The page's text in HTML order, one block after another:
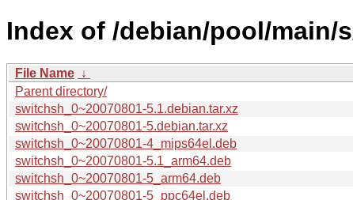
Index of /debian/pool/main/
File Name ↓
Parent directory/
switchsh_0~20070801-5.1.debian.tar.xz
switchsh_0~20070801-5.debian.tar.xz
switchsh_0~20070801-4_mips64el.deb
switchsh_0~20070801-5.1_arm64.deb
switchsh_0~20070801-5_arm64.deb
switchsh_0~20070801-5_ppc64el.deb